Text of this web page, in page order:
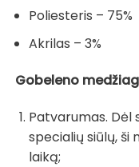
Poliesteris – 75%
Akrilas – 3%
Gobeleno
Patvarumas. Dėl
specialių siūlų, ši
laiką;